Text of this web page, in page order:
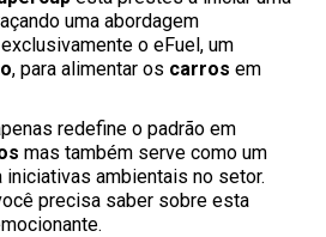
uma abordagem
o eFuel, um
, para alimentar os carros em
redefine o padrão em
mas também serve como um
iniciativas ambientais no setor.
precisa saber sobre esta